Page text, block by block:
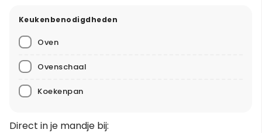
Keukenbenodigdheden
Oven
Ovenschaal
Koekenpan
Direct in je mandje bij: